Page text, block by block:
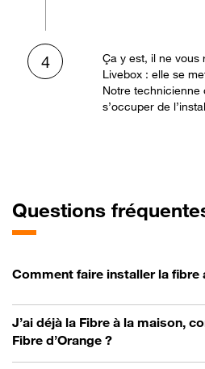
4
Ça y est, il ne vous
Livebox : elle se
Notre technicienne
s’occuper de
Questions
Comment faire installer la fibre
J’ai déjà la Fibre à la maison,
Fibre d’Orange ?